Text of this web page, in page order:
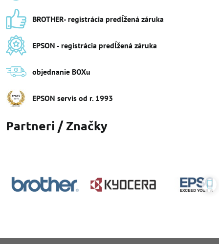
BROTHER- registrácia predĺžená záruka
EPSON - registrácia predĺžená záruka
objednanie BOXu
EPSON servis od r​. 1993
Partneri / Značky